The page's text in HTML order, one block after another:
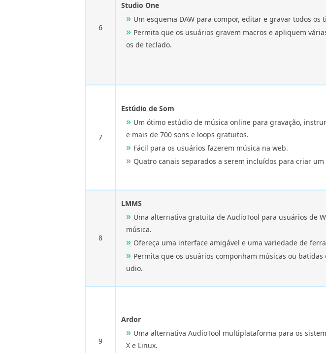
6
Studio One
Um esquema DAW para compor, editar e gravar todos os
Permita que os usuários gravem macros e apliquem
os de teclado.
7
Estúdio de Som
Um ótimo estúdio de música online para gravação,
e mais de 700 sons e loops gratuitos.
Fácil para os usuários fazerem música na web.
Quatro canais separados a serem incluídos para criar um
8
LMMS
Uma alternativa gratuita de AudioTool para usuários de
música.
Ofereça uma interface amigável e uma variedade de
Permita que os usuários componham músicas ou
udio.
9
Ardor
Uma alternativa AudioTool multiplataforma para os
X e Linux.